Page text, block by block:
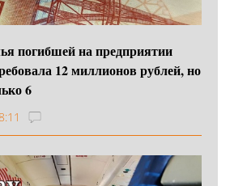
погибшей на предприятии
12 миллионов рублей, но
6